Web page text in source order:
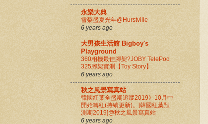
永樂大典
雪梨盛夏光年@Hurstville
6 years ago
大男孩生活館 Bigboy's
Playground
360相機最佳腳架?JOBY TelePod
325腳架實測【Toy Story】
6 years ago
秋之風景寫真站
韓國紅葉全盛期追蹤2019》10月中
開始轉紅(持續更新)。[韓國紅葉預
測期2019]@秋之風景寫真站
6 years ago